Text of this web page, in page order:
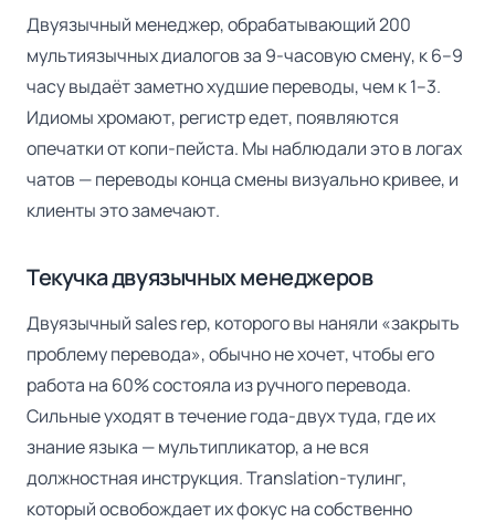
Двуязычный менеджер, обрабатывающий 200
мультиязычных диалогов за 9-часовую смену, к 6–9
часу выдаёт заметно худшие переводы, чем к 1–3.
Идиомы хромают, регистр едет, появляются
опечатки от копи-пейста. Мы наблюдали это в логах
чатов — переводы конца смены визуально кривее, и
клиенты это замечают.
Текучка двуязычных менеджеров
Двуязычный sales rep, которого вы наняли «закрыть
проблему перевода», обычно не хочет, чтобы его
работа на 60% состояла из ручного перевода.
Сильные уходят в течение года-двух туда, где их
знание языка — мультипликатор, а не вся
должностная инструкция. Translation-тулинг,
который освобождает их фокус на собственно